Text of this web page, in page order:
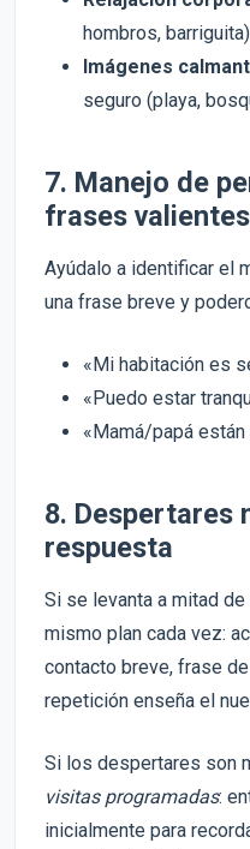
hombros,
Imágenes
seguro (playa,
7. Manejo de
frases valientes
Ayúdalo a identificar el
una frase breve y
«Mi habitación es
«Puedo estar
«Mamá/papá
8. Despertares
respuesta
Si se levanta a mitad de
mismo plan cada vez:
contacto breve, frase
repetición enseña el
Si los despertares son
visitas programadas:
inicialmente para